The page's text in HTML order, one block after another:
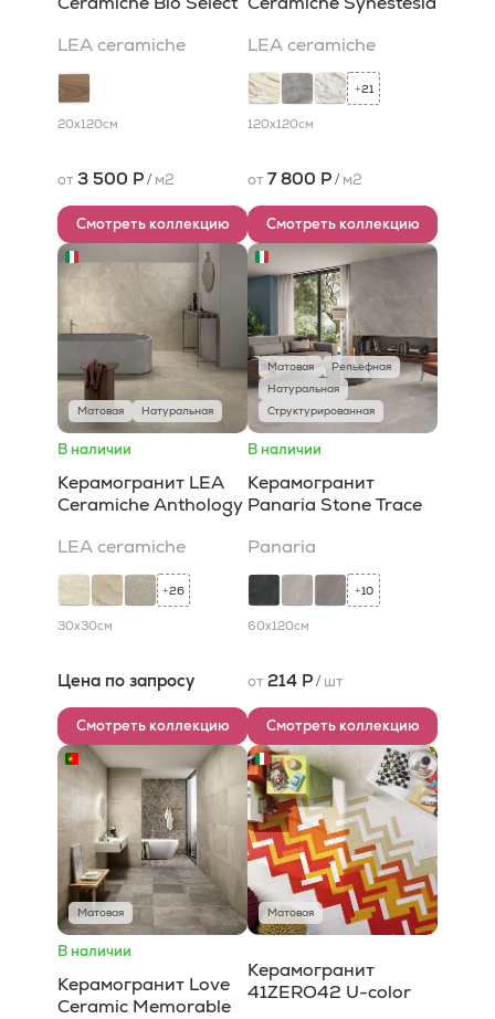
LEA ceramiche
20x120см
от 3 500 Р/ м2
Смотреть коллекцию
LEA ceramiche
+21
120x120см
от 7 800 Р/ м2
Смотреть коллекцию
Матовая Натуральная
В наличии
Керамогранит LEA
Ceramiche Anthology
LEA ceramiche
+26
30x30см
Цена по запросу
Смотреть коллекцию
Матовая
Рельефная
Натуральная
Структурированная
В наличии
Керамогранит
Panaria Stone Trace
Panaria
+10
60x120см
от 214 Р/ шт
Смотреть коллекцию
Матовая
В наличии
Керамогранит Love
Ceramic Memorable
Матовая
Керамогранит
41ZERO42 U-color